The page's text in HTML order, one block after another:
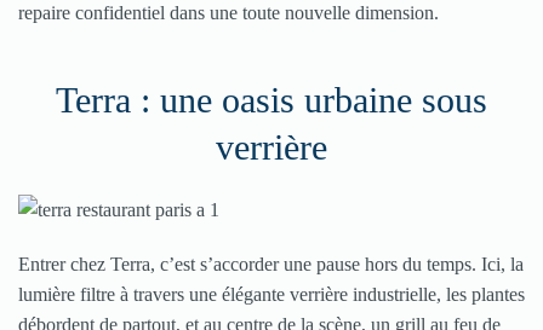
repaire confidentiel dans une toute nouvelle dimension.
Terra : une oasis urbaine sous
verrière
Entrer chez Terra, c’est s’accorder une pause hors du temps. Ici, la
lumière filtre à travers une élégante verrière industrielle, les plantes
débordent de partout, et au centre de la scène, un grill au feu de